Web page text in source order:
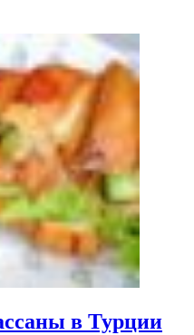
в Турции